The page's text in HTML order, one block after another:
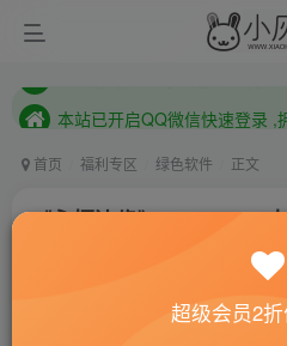
首页 福利专区 绿色软件 正文
《永恒边缘》v20221110
超级会员2折